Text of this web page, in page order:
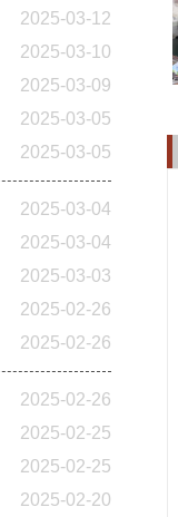
2025-03-12
2025-03-10
2025-03-09
2025-03-05
2025-03-05
2025-03-04
2025-03-04
2025-03-03
2025-02-26
2025-02-26
2025-02-26
2025-02-25
2025-02-25
2025-02-20